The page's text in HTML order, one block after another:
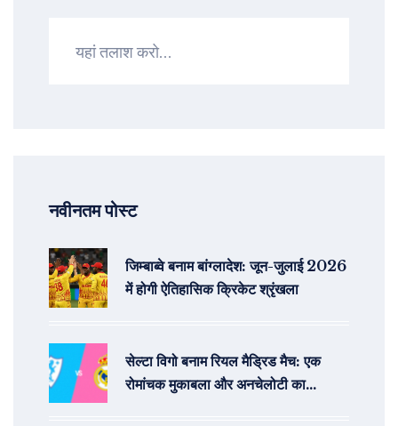
नवीनतम पोस्ट
जिम्बाब्वे बनाम बांग्लादेश: जून-जुलाई 2026
में होगी ऐतिहासिक क्रिकेट श्रृंखला
सेल्टा विगो बनाम रियल मैड्रिड मैच: एक
रोमांचक मुकाबला और अनचेलोटी का